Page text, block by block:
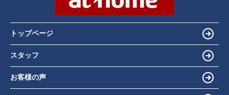
トップページ
スタッフ
お客様の声